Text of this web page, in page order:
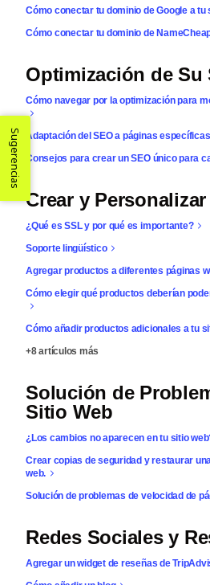
Cómo conectar tu dominio de Google a tu
Cómo conectar tu dominio de
Optimización de Su
Cómo navegar por la optimización para
Adaptación del SEO a páginas específicas
Consejos para crear un SEO único para
Crear y
¿Qué es SSL y por qué es importante?
Soporte lingüístico
Agregar productos a diferentes páginas
Cómo elegir qué productos deberían
Cómo añadir productos adicionales a tu
+8 artículos más
Solución de
Sitio Web
¿Los cambios no aparecen en tu sitio
Crear copias de seguridad y restaurar
web.
Solución de problemas de velocidad de
Redes Sociales y
Agregar un widget de reseñas de
Sugerencias